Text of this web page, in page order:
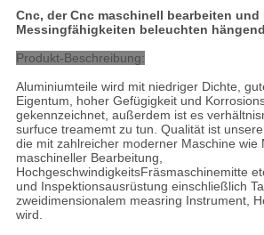
Cnc, der Cnc maschinell bearbeiten und
Messingfähigkeiten beleuchten
Produkt-Beschreibung:
Aluminiumteile wird mit niedriger Dichte,
Eigentum, hoher Gefügigkeit und
gekennzeichnet, außerdem ist es
surfuce treamemt zu tun. Qualität ist
die mit zahlreicher moderner Maschine wie
maschineller Bearbeitung,
HochgeschwindigkeitsFräsmaschinemitte
und Inspektionsausrüstung einschließlich
zweidimensionalem measring Instrument,
wird.